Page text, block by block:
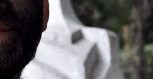
berkata, siasatan itu
polis berkait kenyataan
ditanya kepada Teresa,